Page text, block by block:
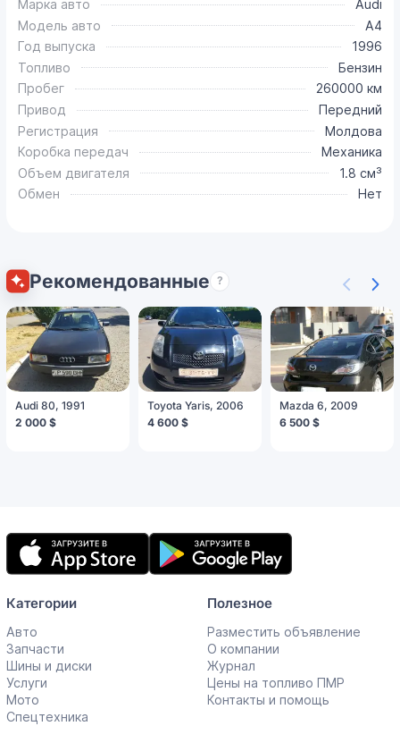
Марка авто
Audi
Модель авто
A4
Год выпуска
1996
Топливо
Бензин
Пробег
260000 км
Привод
Передний
Регистрация
Молдова
Коробка передач
Механика
Объем двигателя
1.8 см³
Обмен
Нет
Рекомендованные ?
Audi 80, 1991
2 000 $
Toyota Yaris, 2006
4 600 $
Mazda 6, 2009
6 500 $
Мобильное
приложение
Категории
Авто
Запчасти
Шины и диски
Услуги
Мото
Спецтехника
Полезное
Разместить объявление
О компании
Журнал
Цены на топливо ПМР
Контакты и помощь